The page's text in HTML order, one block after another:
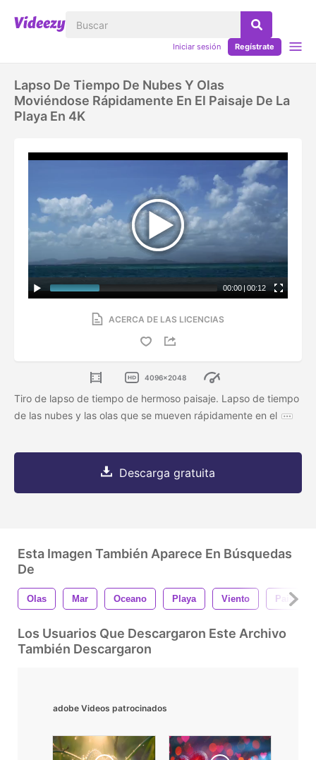
Iniciar sesión Regístrate
Lapso De Tiempo De Nubes Y Olas
Moviéndose Rápidamente En El Paisaje De La
Playa En 4K
00:00 | 00:12
ACERCA DE LAS LICENCIAS
4096x2048
Tiro de lapso de tiempo de hermoso paisaje. Lapso de tiempo
de las nubes y las olas que se mueven rápidamente en el
Descarga gratuita
Esta Imagen También Aparece En Búsquedas
De
Olas Mar Oceano Playa Viento Paisaje
Los Usuarios Que Descargaron Este Archivo
También Descargaron
adobe Videos patrocinados